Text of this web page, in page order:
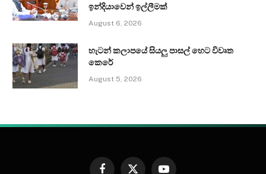
ඉන්දියාවෙන් ඉල්ලීමක්
August 6, 2026
හැටන් කලාපයේ සියලු පාසල් හෙට විවෘත
කෙරේ
August 5, 2026